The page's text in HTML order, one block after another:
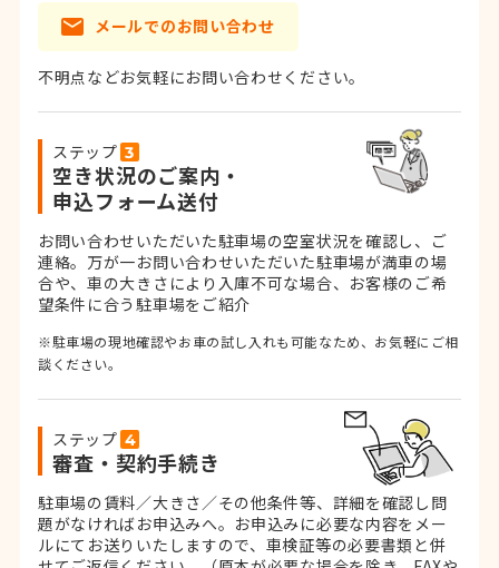
メールでのお問い合わせ
不明点などお気軽にお問い合わせください。
ステップ
空き状況のご案内・
申込フォーム送付
お問い合わせいただいた駐車場の空室状況を確認し、ご
連絡。 万が一お問い合わせいただいた駐車場が満車の場
合や、車の大きさにより入庫不可な場合、お客様のご希
望条件に合う駐車場をご紹介
※駐車場の現地確認やお車の試し入れも可能なため、お気軽にご相
談ください。
ステップ
審査・契約手続き
駐車場の賃料／大きさ／その他条件等、詳細を確認し問
題がなければお申込みへ。お申込みに必要な内容をメー
ルにてお送りいたしますので、車検証等の必要書類と併